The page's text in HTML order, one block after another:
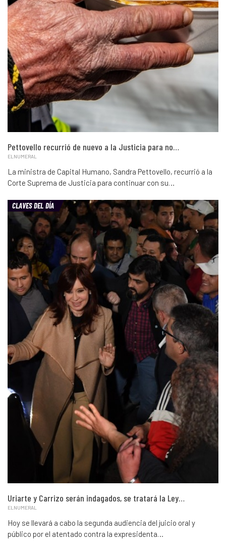
Pettovello recurrió de nuevo a la Justicia para no…
ELNUMERAL
La ministra de Capital Humano, Sandra Pettovello, recurrió a la
Corte Suprema de Justicia para continuar con su…
CLAVES DEL DÍA
Uriarte y Carrizo serán indagados, se tratará la Ley…
ELNUMERAL
Hoy se llevará a cabo la segunda audiencia del juicio oral y
público por el atentado contra la expresidenta…